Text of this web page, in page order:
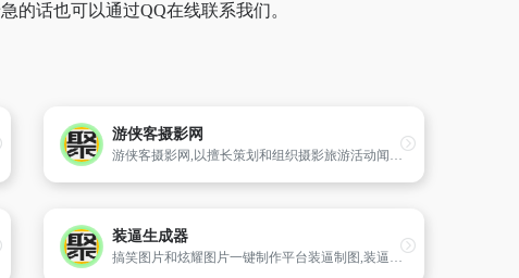
的话也可以通过QQ在线联系我们。
游侠客摄影网
游侠客摄影网,以擅长策划和组织摄影旅游活动闻名,拥有105万注册会员,全国20个分站,每年组织约15万人次摄影外拍,为目前国内专注专业的摄影旅游公司!
装逼生成器
搞笑图片和炫耀图片一键制作平台装逼制图,装逼生成器,制图网站,装逼助手,表情包制作,搞笑图片制作